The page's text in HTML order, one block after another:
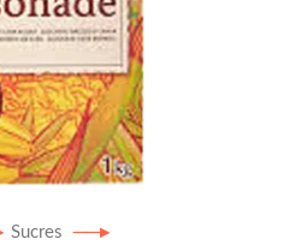
Sucres